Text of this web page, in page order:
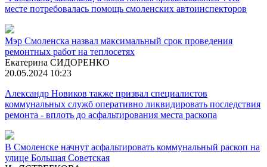
месте потребовалась помощь смоленских автоинспекторов
Мэр Смоленска назвал максимальный срок проведения
ремонтных работ на теплосетях
Екатерина СИДОРЕНКО
20.05.2024 10:23
Александр Новиков также призвал специалистов
коммунальных служб оперативно ликвидировать последствия
ремонта - вплоть до асфальтирования места раскопа
В Смоленске начнут асфальтировать коммунальный раскоп на
улице Большая Советская